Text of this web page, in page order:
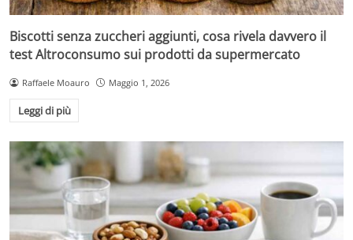
Biscotti senza zuccheri aggiunti, cosa rivela davvero il
test Altroconsumo sui prodotti da supermercato
Raffaele Moauro Maggio 1, 2026
Leggi di più